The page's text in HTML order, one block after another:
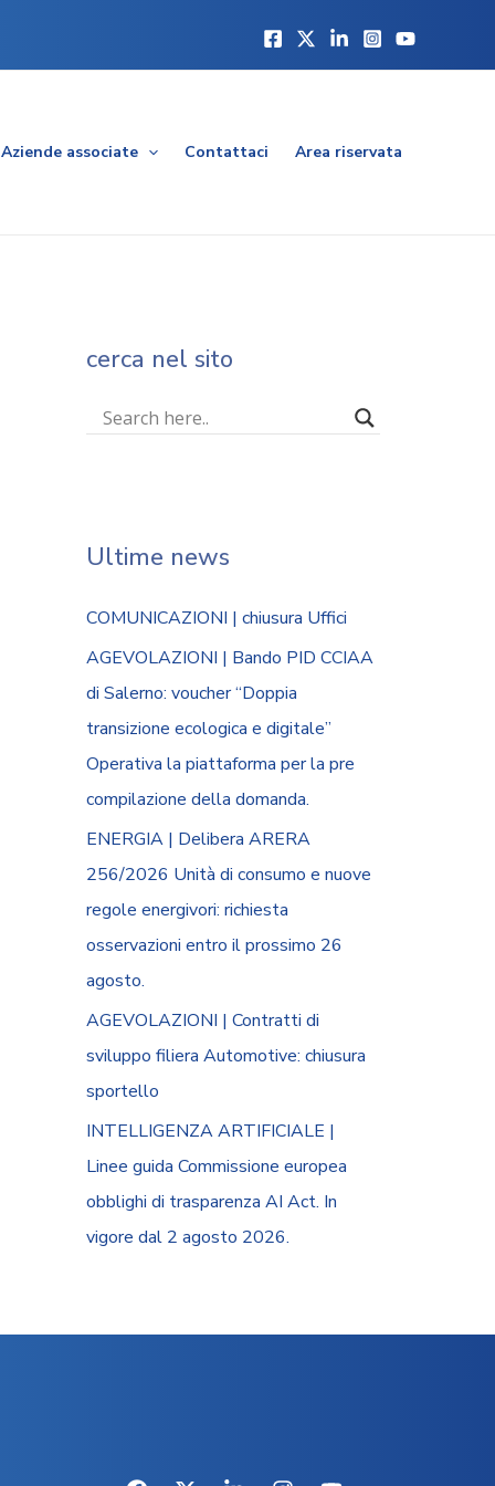
Aziende associate Contattaci Area riservata
cerca nel sito
Ultime news
COMUNICAZIONI | chiusura Uffici
AGEVOLAZIONI | Bando PID CCIAA
di Salerno: voucher “Doppia
transizione ecologica e digitale”
Operativa la piattaforma per la pre
compilazione della domanda.
ENERGIA | Delibera ARERA
256/2026 Unità di consumo e nuove
regole energivori: richiesta
osservazioni entro il prossimo 26
agosto.
AGEVOLAZIONI | Contratti di
sviluppo filiera Automotive: chiusura
sportello
INTELLIGENZA ARTIFICIALE |
Linee guida Commissione europea
obblighi di trasparenza AI Act. In
vigore dal 2 agosto 2026.